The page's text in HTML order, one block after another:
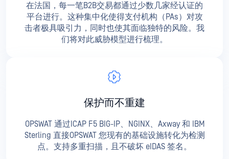
在法国，每一笔B2B交易都通过少数几家经认证的
平台进行。这种集中化使得支付机构（PAs）对攻
击者极具吸引力，同时也使其面临独特的风险。我
们将对此威胁模型进行梳理。
保护而不重建
OPSWAT 通过ICAP F5 BIG-IP、NGINX、Axway 和 IBM
Sterling 直接OPSWAT 您现有的基础设施转化为检测
点。支持多重扫描，且不破坏 eIDAS 签名。